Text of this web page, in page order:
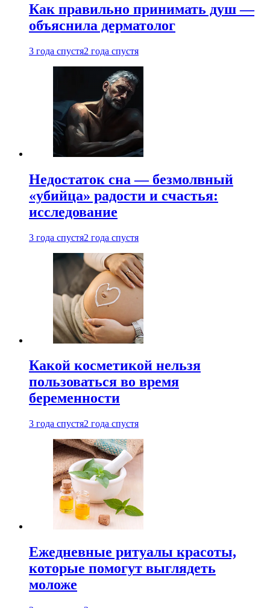
Как правильно принимать душ —
объяснила дерматолог
3 года спустя2 года спустя
Недостаток сна — безмолвный
«убийца» радости и счастья:
исследование
3 года спустя2 года спустя
Какой косметикой нельзя
пользоваться во время
беременности
3 года спустя2 года спустя
Ежедневные ритуалы красоты,
которые помогут выглядеть
моложе